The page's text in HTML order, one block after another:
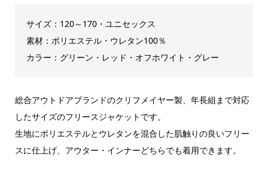
サイズ：120～170・ユニセックス
素材：ポリエステル・ウレタン100％
カラー：グリーン・レッド・オフホワイト・グレー
総合アウトドアブランドのクリフメイヤー製、年長組まで対応
したサイズのフリースジャケットです。
生地にポリエステルとウレタンを混合した肌触りの良いフリー
スに仕上げ、アウター・インナーどちらでも着用できます。